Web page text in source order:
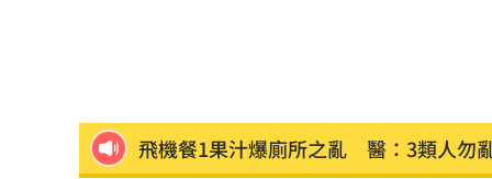
飛機餐1果汁爆廁所之亂 醫：3類人勿